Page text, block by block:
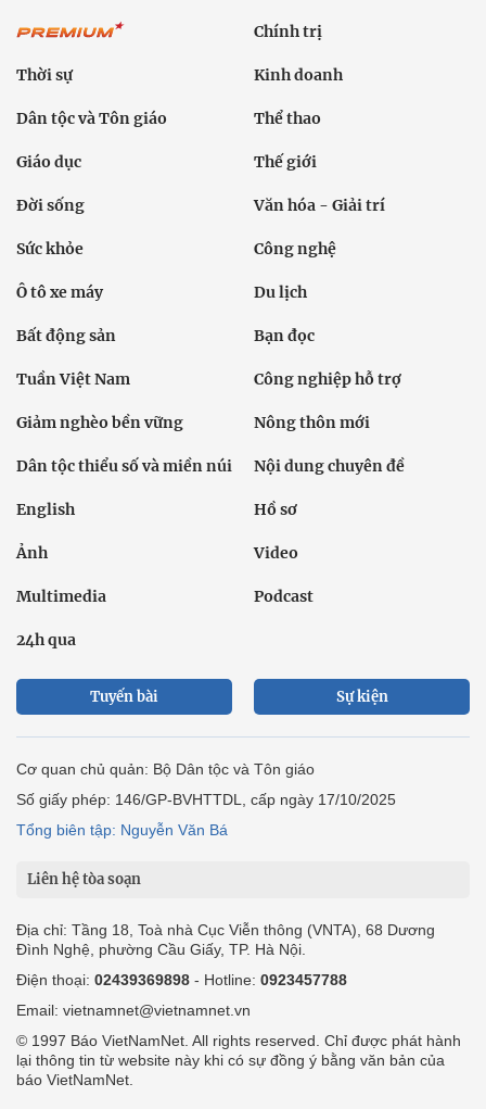
Chính trị
Thời sự Kinh doanh
Dân tộc và Tôn giáo Thể thao
Giáo dục Thế giới
Đời sống Văn hóa - Giải trí
Sức khỏe Công nghệ
Ô tô xe máy Du lịch
Bất động sản Bạn đọc
Tuần Việt Nam Công nghiệp hỗ trợ
Giảm nghèo bền vững Nông thôn mới
Dân tộc thiểu số và miền núi Nội dung chuyên đề
English Hồ sơ
Ảnh Video
Multimedia Podcast
24h qua
Tuyến bài Sự kiện
Cơ quan chủ quản: Bộ Dân tộc và Tôn giáo
Số giấy phép: 146/GP-BVHTTDL, cấp ngày 17/10/2025
Tổng biên tập: Nguyễn Văn Bá
Liên hệ tòa soạn
Địa chỉ: Tầng 18, Toà nhà Cục Viễn thông (VNTA), 68 Dương
Đình Nghệ, phường Cầu Giấy, TP. Hà Nội.
Điện thoại: 02439369898 - Hotline: 0923457788
Email: vietnamnet@vietnamnet.vn
© 1997 Báo VietNamNet. All rights reserved. Chỉ được phát hành
lại thông tin từ website này khi có sự đồng ý bằng văn bản của
báo VietNamNet.